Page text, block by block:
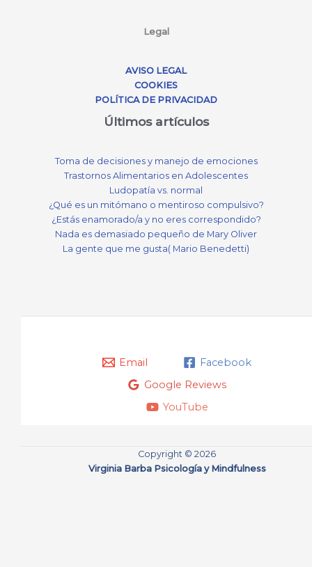
Legal
AVISO LEGAL
COOKIES
POLÍTICA DE PRIVACIDAD
Últimos artículos
Toma de decisiones y manejo de emociones
Trastornos Alimentarios en Adolescentes
Ludopatía vs. normal
¿Qué es un mitómano o mentiroso compulsivo?
¿Estás enamorado/a y no eres correspondido?
Nada es demasiado pequeño de Mary Oliver
La gente que me gusta( Mario Benedetti)
Email
Facebook
Google Reviews
YouTube
Copyright © 2026
Virginia Barba Psicología y Mindfulness